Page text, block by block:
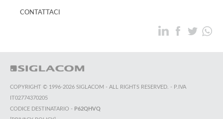
CONTATTACI
COPYRIGHT © 1996-2026 SIGLACOM - ALL RIGHTS RESERVED. - P.IVA
IT02774370205
CODICE DESTINATARIO - P62QHVQ